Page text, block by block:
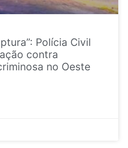
Polícia Civil
contra
no Oeste